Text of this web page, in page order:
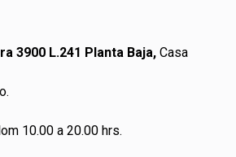
3900 L.241 Planta Baja, Casa
10.00 a 20.00 hrs.